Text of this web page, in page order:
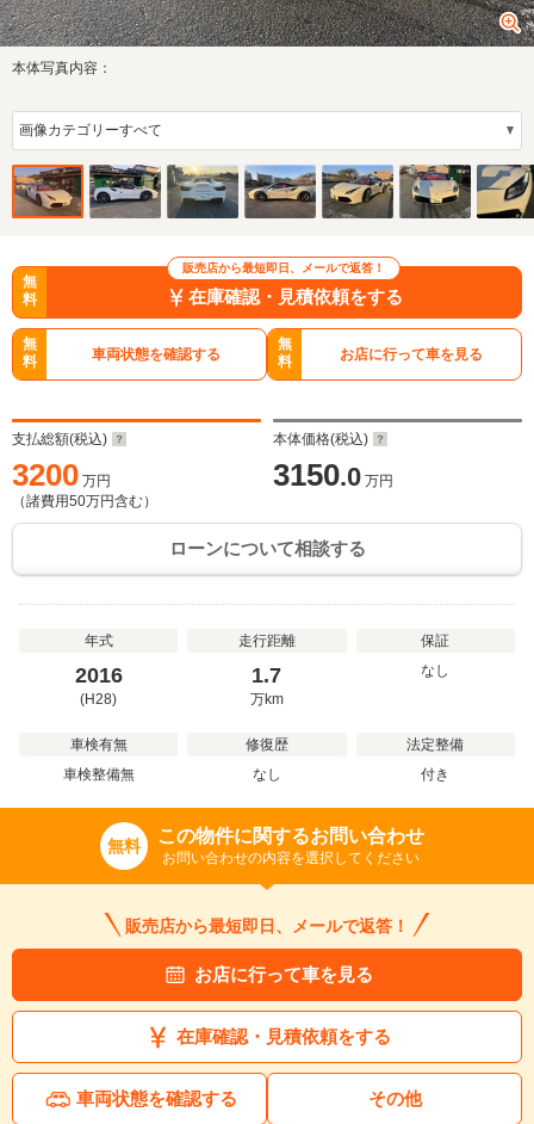
本体写真内容：
販売店から最短即日、メールで返答！
無
料
在庫確認・見積依頼をする
無
料
車両状態を確認する
無
料
お店に行って車を見る
支払総額(税込)
3200 万円
（諸費用50万円含む）
本体価格(税込)
3150.0 万円
ローンについて相談する
年式
2016
(H28)
走行距離
1.7
万km
保証
なし
車検有無
車検整備無
修復歴
なし
法定整備
付き
無料 この物件に関するお問い合わせ
お問い合わせの内容を選択してください
販売店から最短即日、メールで返答！
お店に行って車を見る
在庫確認・見積依頼をする
車両状態を確認する その他